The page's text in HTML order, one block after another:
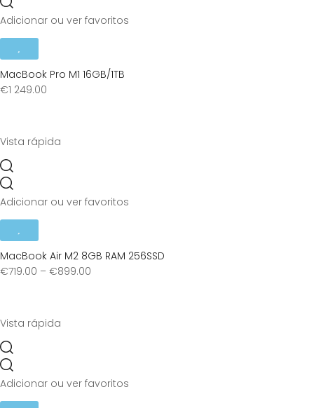
Adicionar ou ver favoritos
MacBook Pro M1 16GB/1TB
€1 249.00
Vista rápida
Adicionar ou ver favoritos
MacBook Air M2 8GB RAM 256SSD
€719.00 – €899.00
Vista rápida
Adicionar ou ver favoritos